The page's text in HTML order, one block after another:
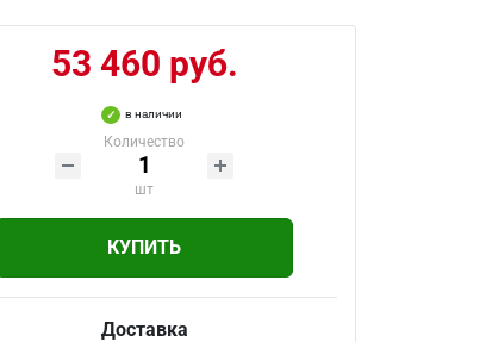
53 460 руб.
в наличии
Количество
шт
КУПИТЬ
Доставка